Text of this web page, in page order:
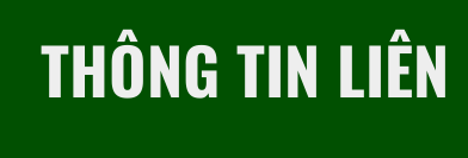
THÔNG TIN LIÊN